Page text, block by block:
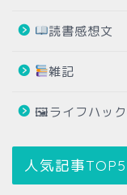
読書感想文
雑記
🖼ライフハック
人気記事TOP5